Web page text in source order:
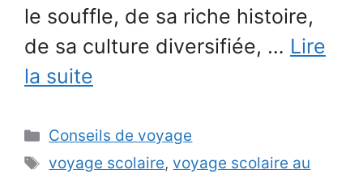
le souffle, de sa riche histoire,
de sa culture diversifiée, … Lire
la suite
Catégories
Conseils de voyage
Étiquettes
voyage scolaire,voyage scolaire au